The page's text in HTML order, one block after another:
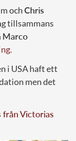
ochChris
tillsammans
Marco
i USA haft ett
men det
från Victorias